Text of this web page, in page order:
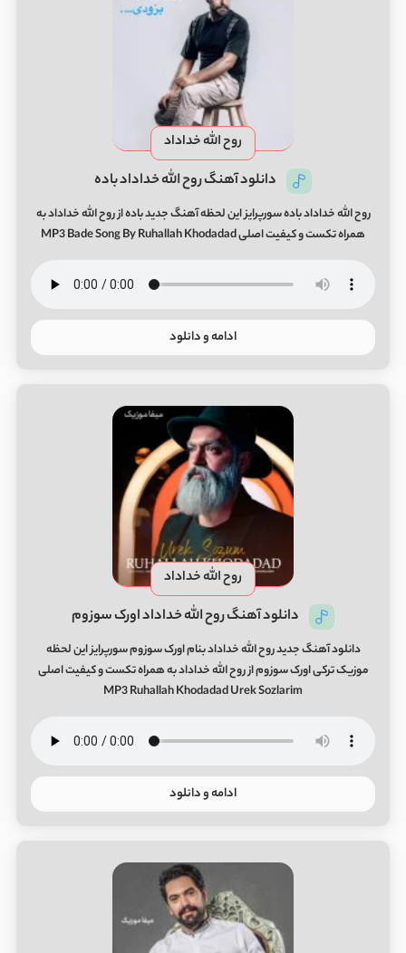
روح الله خداداد
دانلود آهنگ روح الله خداداد باده
روح الله خداداد باده سورپرایز این لحظه آهنگ جدید باده از روح الله خداداد به
همراه تکست و کیفیت اصلی MP3 Bade Song By Ruhallah Khodadad
ادامه و دانلود
روح الله خداداد
دانلود آهنگ روح الله خداداد اورک سوزوم
دانلود آهنگ جدید روح الله خداداد بنام اورک سوزوم سورپرایز این لحظه
موزیک ترکی اورک سوزوم از روح الله خداداد به همراه تکست و کیفیت اصلی
MP3 Ruhallah Khodadad Urek Sozlarim
ادامه و دانلود